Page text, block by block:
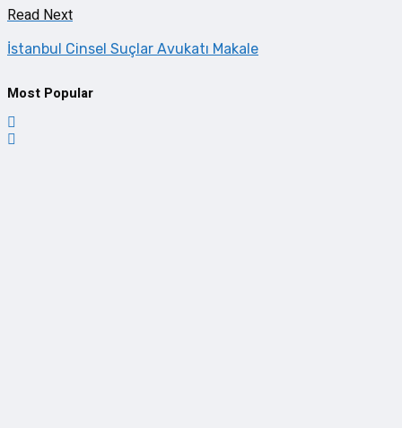
Read Next
İstanbul Cinsel Suçlar Avukatı Makale
Most Popular